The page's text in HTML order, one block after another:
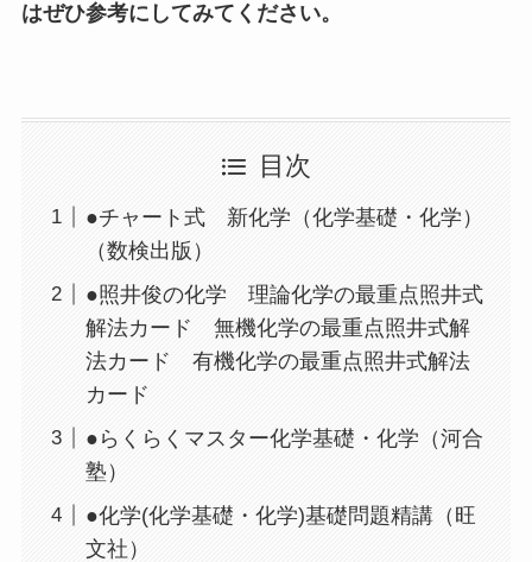
はぜひ参考にしてみてください。
目次
●チャート式 新化学（化学基礎・化学）
（数検出版）
●照井俊の化学 理論化学の最重点照井式
解法カード 無機化学の最重点照井式解
法カード 有機化学の最重点照井式解法
カード
●らくらくマスター化学基礎・化学（河合
塾）
●化学(化学基礎・化学)基礎問題精講（旺
文社）